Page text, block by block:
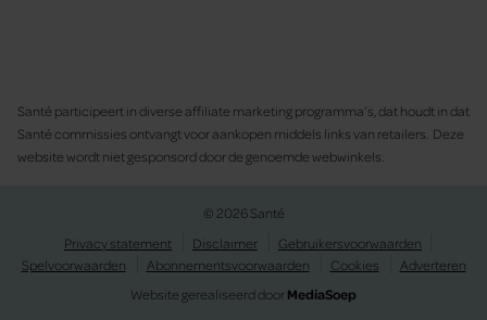
Santé participeert in diverse affiliate marketing programma’s, dat houdt in dat
Santé commissies ontvangt voor aankopen middels links van retailers. Deze
website wordt niet gesponsord door de genoemde webwinkels.
© 2026 Santé
Privacy statement
Disclaimer
Gebruikersvoorwaarden
Spelvoorwaarden
Abonnementsvoorwaarden Cookies
Adverteren
Website gerealiseerd doorMediaSoep